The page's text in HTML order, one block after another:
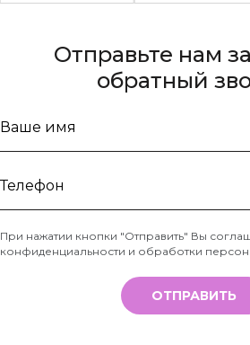
Отправьте нам
обратный
Ваше
Телефон
*
При нажатии кнопки "Отправить" Вы
конфиденциальности и обработки
ОТПРАВИТЬ